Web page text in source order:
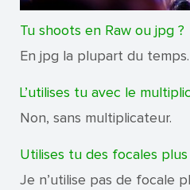
Tu shoots en Raw ou jpg ?
En jpg la plupart du temps.
L’utilises tu avec le
Non, sans multiplicateur.
Utilises tu des focales plus
Je n’utilise pas de focale